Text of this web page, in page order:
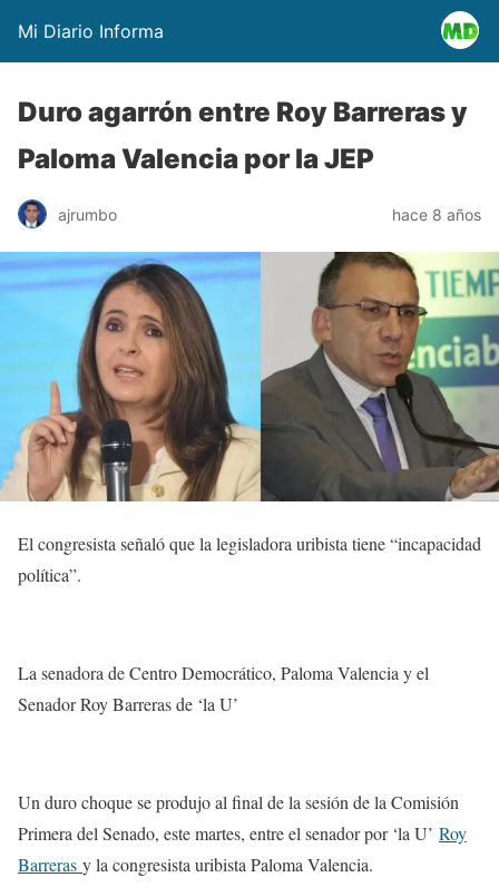
Mi Diario Informa
Duro agarrón entre Roy Barreras y
Paloma Valencia por la JEP
ajrumbo hace 8 años
El congresista señaló que la legisladora uribista tiene “incapacidad
política”.
La senadora de Centro Democrático, Paloma Valencia y el
Senador Roy Barreras de ‘la U’
Un duro choque se produjo al final de la sesión de la Comisión
Primera del Senado, este martes, entre el senador por ‘la U’ Roy
Barreras y la congresista uribista Paloma Valencia.